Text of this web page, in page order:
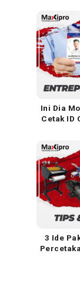
Ini Dia
Cetak ID
3 Ide